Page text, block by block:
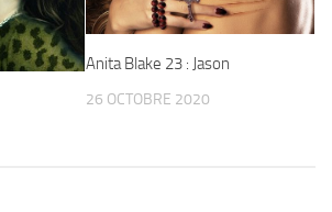
Anita Blake 23 : Jason
26 OCTOBRE 2020